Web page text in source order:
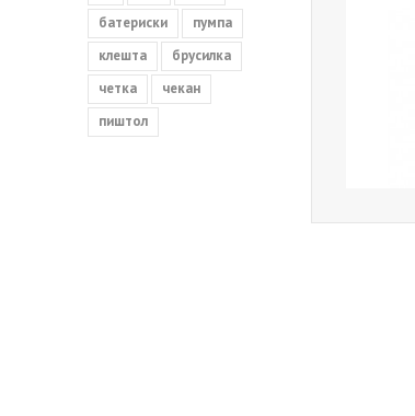
батериски
пумпа
клешта
брусилка
четка
чекан
пиштол